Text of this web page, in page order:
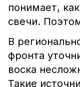
понимает,
свечи.
В
фронта
воска
Такие